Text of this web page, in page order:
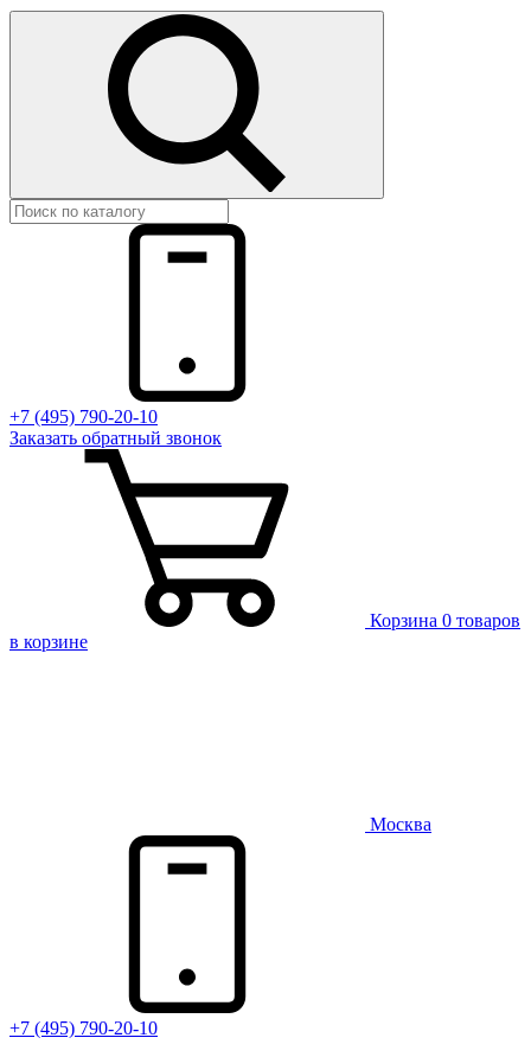
+7 (495) 790-20-10
Заказать обратный звонок
Корзина 0 товаров
в корзине
Москва
+7 (495) 790-20-10